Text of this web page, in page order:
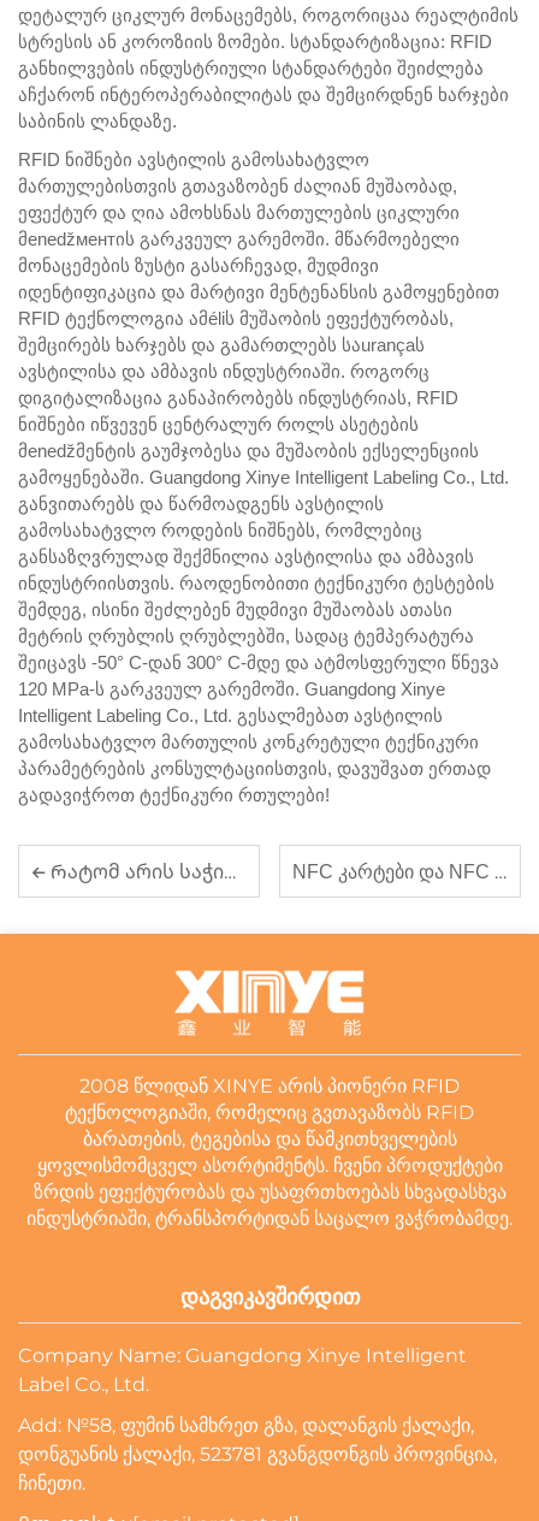
დეტალურ ციკლურ მონაცემებს, როგორიცაა რეალტიმის
სტრესის ან კოროზიის ზომები. სტანდარტიზაცია: RFID
განხილვების ინდუსტრიული სტანდარტები შეიძლება
აჩქარონ ინტეროპერაბილიტას და შემცირდნენ ხარჯები
საბინის ლანდაზე.
RFID ნიშნები ავსტილის გამოსახატვლო
მართულებისთვის გთავაზობენ ძალიან მუშაობად,
ეფექტურ და ღია ამოხსნას მართულების ციკლური
მenedžментის გარკვეულ გარემოში. მწარმოებელი
მონაცემების ზუსტი გასარჩევად, მუდმივი
იდენტიფიკაცია და მარტივი მენტენანსის გამოყენებით
RFID ტექნოლოგია ამéliს მუშაობის ეფექტურობას,
შემცირებს ხარჯებს და გამართლებს საurançaს
ავსტილისა და ამბავის ინდუსტრიაში. როგორც
დიგიტალიზაცია განაპირობებს ინდუსტრიას, RFID
ნიშნები იწვევენ ცენტრალურ როლს ასეტების
მenedžმენტის გაუმჯობესა და მუშაობის ექსელენციის
გამოყენებაში. Guangdong Xinye Intelligent Labeling Co., Ltd.
განვითარებს და წარმოადგენს ავსტილის
გამოსახატვლო როდების ნიშნებს, რომლებიც
განსაზღვრულად შექმნილია ავსტილისა და ამბავის
ინდუსტრიისთვის. რაოდენობითი ტექნიკური ტესტების
შემდეგ, ისინი შეძლებენ მუდმივი მუშაობას ათასი
მეტრის ღრუბლის ღრუბლებში, სადაც ტემპერატურა
შეიცავს -50° C-დან 300° C-მდე და ატმოსფერული წნევა
120 MPa-ს გარკვეულ გარემოში. Guangdong Xinye
Intelligent Labeling Co., Ltd. გესალმებათ ავსტილის
გამოსახატვლო მართულის კონკრეტული ტექნიკური
პარამეტრების კონსულტაციისთვის, დავუშვათ ერთად
გადავიჭროთ ტექნიკური რთულები!
Რატომ არის საჭირო RFID ბრძანებები ინვენტარიზაციის მართვის ეფექტურობისთვის NFC კარტები და NFC ნიშნები საფუძვლო გადახდის ამოხსნებში თამაშობენ ზრდილად მნიშვნელოვან როლს
2008 ᲬᲚᲘᲓᲐᲜ XINYE ᲐᲠᲘᲡ ᲞᲘᲝᲜᲔᲠᲘ RFID
ᲢᲔᲥᲜᲝᲚᲝᲒᲘᲐᲨᲘ, ᲠᲝᲛᲔᲚᲘᲪ ᲒᲕᲗᲐᲕᲐᲖᲝᲑᲡ RFID
ᲑᲐᲠᲐᲗᲔᲑᲘᲡ, ᲢᲔᲒᲔᲑᲘᲡᲐ ᲓᲐ ᲬᲐᲛᲙᲘᲗᲮᲕᲔᲚᲔᲑᲘᲡ
ᲧᲝᲕᲚᲘᲡᲛᲝᲛᲪᲕᲔᲚ ᲐᲡᲝᲠᲢᲘᲛᲔᲜᲢᲡ. ᲩᲕᲔᲜᲘ ᲞᲠᲝᲓᲣᲥᲢᲔᲑᲘ
ᲖᲠᲓᲘᲡ ᲔᲤᲔᲥᲢᲣᲠᲝᲑᲐᲡ ᲓᲐ ᲣᲡᲐᲤᲠᲗᲮᲝᲔᲑᲐᲡ ᲡᲮᲕᲐᲓᲐᲡᲮᲕᲐ
ᲘᲜᲓᲣᲡᲢᲠᲘᲐᲨᲘ, ᲢᲠᲐᲜᲡᲞᲝᲠᲢᲘᲓᲐᲜ ᲡᲐᲪᲐᲚᲝ ᲕᲐᲭᲠᲝᲑᲐᲛᲓᲔ.
ᲓᲐᲒᲕᲘᲙᲐᲕᲨᲘᲠᲓᲘᲗ
Company Name: Guangdong Xinye Intelligent
Label Co., Ltd.
Add: №58, ფუმინ სამხრეთ გზა, დალანგის ქალაქი,
დონგუანის ქალაქი, 523781 გვანგდონგის პროვინცია,
ჩინეთი.